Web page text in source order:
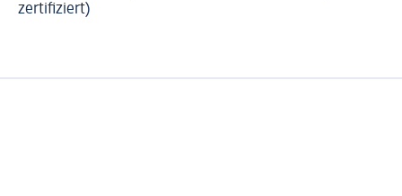
zertifiziert)